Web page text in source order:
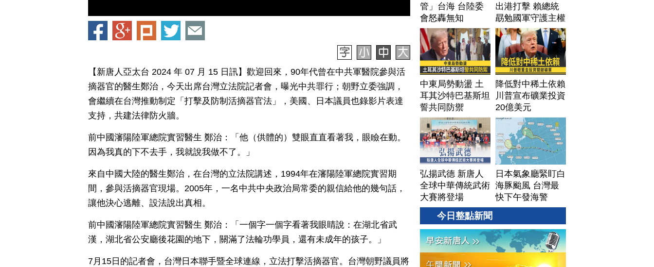
【新唐人亞太台 2024 年 07 月 15 日訊】歡迎回來，90年代曾在中共軍醫院參與活
摘器官的醫生鄭治，今天出席台灣立法院記者會，曝光中共罪行；朝野立委強調，
會繼續在台灣推動制定「打擊及防制活摘器官法」，美國、日本議員也錄影片表達
支持，共建法律防火牆。
前中國瀋陽陸軍總院實習醫生 鄭治：「他（供體的）雙眼直直看著我，眼瞼在動。
因為我真的下不去手，我就說我做不了。」
來自中國大陸的醫生鄭治，在台灣的立法院講述，1994年在瀋陽陸軍總院實習期
間，參與活摘器官現場。2005年，一名中共中央政治局常委的親信給他的幾句話，
讓他決心逃離、設法說出真相。
前中國瀋陽陸軍總院實習醫生 鄭治：「一個字一個字看著我眼睛說：在湖北省武
漢，湖北省公安廳後花園的地下，關滿了法輪功學員，還有未成年的孩子。」
7月15日的記者會，台灣日本聯手暨全球連線，立法打擊活摘器官。台灣朝野議員將
管」台海 台陸委
會怒轟無知
出港打擊 賴總統
勗勉國軍守護主權
中東局勢動盪 土
耳其沙特巴基斯坦
誓共同防禦
降低對中稀土依賴
川普宣布礦業投資
20億美元
弘揚武德 新唐人
全球中華傳統武術
大賽將登場
日本氣象廳緊盯白
海豚颱風 台灣最
快下午發海警
今日整點新聞